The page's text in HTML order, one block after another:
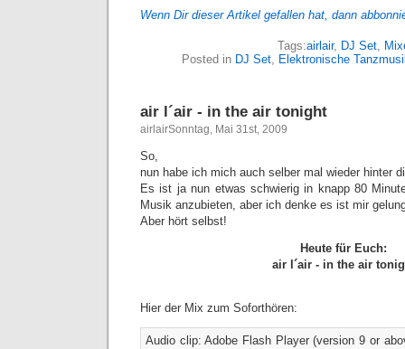
Wenn Dir dieser Artikel gefallen hat, dann
Tags:airlair, DJ Set,
Posted in DJ Set, Elektronische
air l´air - in the air tonight
airlairSonntag, Mai 31st, 2009
So,
nun habe ich mich auch selber mal wieder hinter
Es ist ja nun etwas schwierig in knapp 80
Musik anzubieten, aber ich denke es ist mir
Aber hört selbst!
Heute für Euch:
air l´air - in the air
Hier der Mix zum Soforthören:
Audio clip: Adobe Flash Player (version 9 or